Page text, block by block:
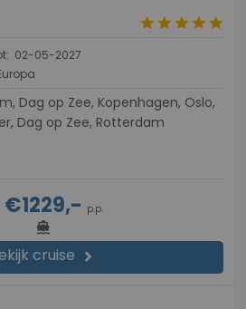
starstarstarstarstar
02-05-2027
Dag op Zee, Rotterdam
€1229,- p.p.
directions_boat
cruise chevron_right